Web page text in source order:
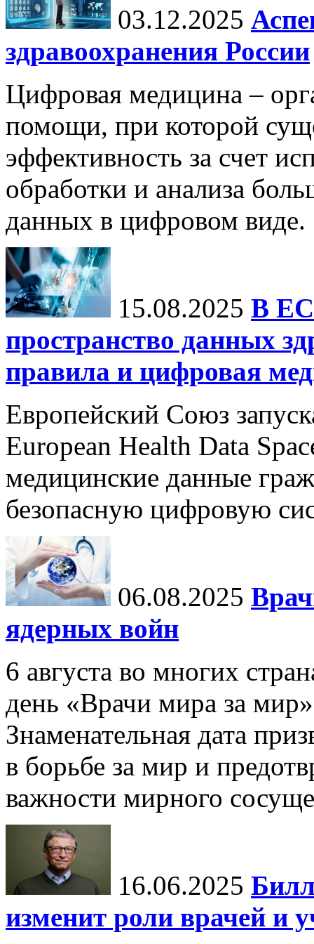
03.12.2025
здравоохранения России
Цифровая медицина –
помощи, при которой
эффективность за счет
обработки и анализа
данных в цифровом виде.
15.08.2025 В ЕС
пространство данных
правила и цифровая
Европейский Союз
European Health Data
медицинские данные
безопасную цифровую
06.08.2025
ядерных войн
6 августа во многих
день «Врачи мира за
Знаменательная дата
в борьбе за мир и
важности мирного
16.06.2025
изменит роли врачей и